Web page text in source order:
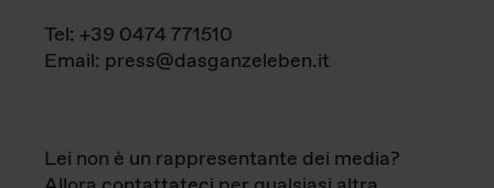
Tel: +39 0474 771510
Email: press@dasganzeleben.it
Lei non è un rappresentante dei media?